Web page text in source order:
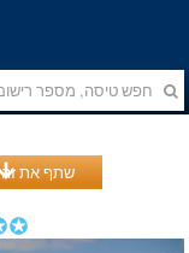
שתף את זה